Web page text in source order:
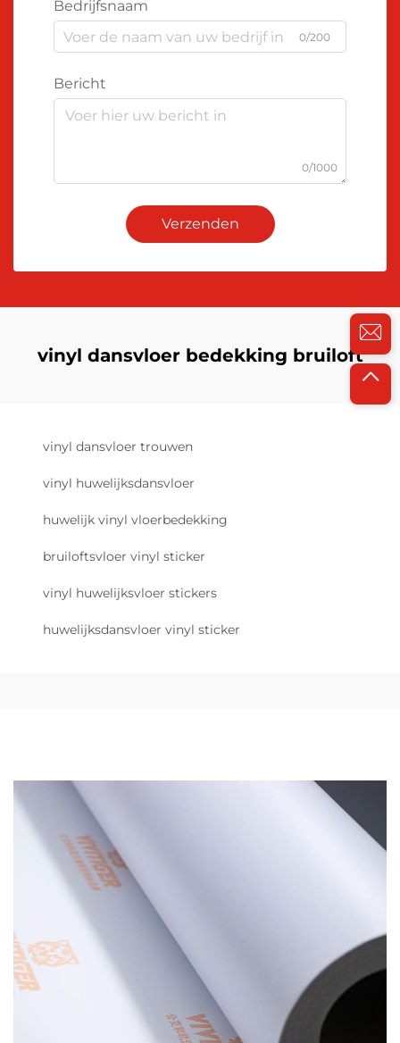
Bedrijfsnaam
0/200
Bericht
0/1000
Verzenden
vinyl dansvloer bedekking bruiloft
vinyl dansvloer trouwen
vinyl huwelijksdansvloer
huwelijk vinyl vloerbedekking
bruiloftsvloer vinyl sticker
vinyl huwelijksvloer stickers
huwelijksdansvloer vinyl sticker